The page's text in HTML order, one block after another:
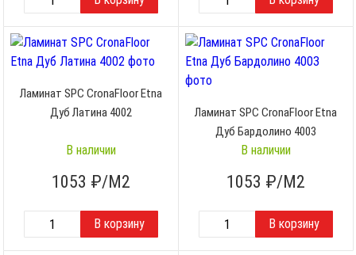
Ламинат SPC CronaFloor Etna
Дуб Латина 4002
В наличии
1053 ₽/М2
Ламинат SPC CronaFloor Etna
Дуб Бардолино 4003
В наличии
1053 ₽/М2